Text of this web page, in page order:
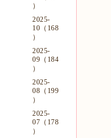
）
2025-
10（168
）
2025-
09（184
）
2025-
08（199
）
2025-
07（178
）